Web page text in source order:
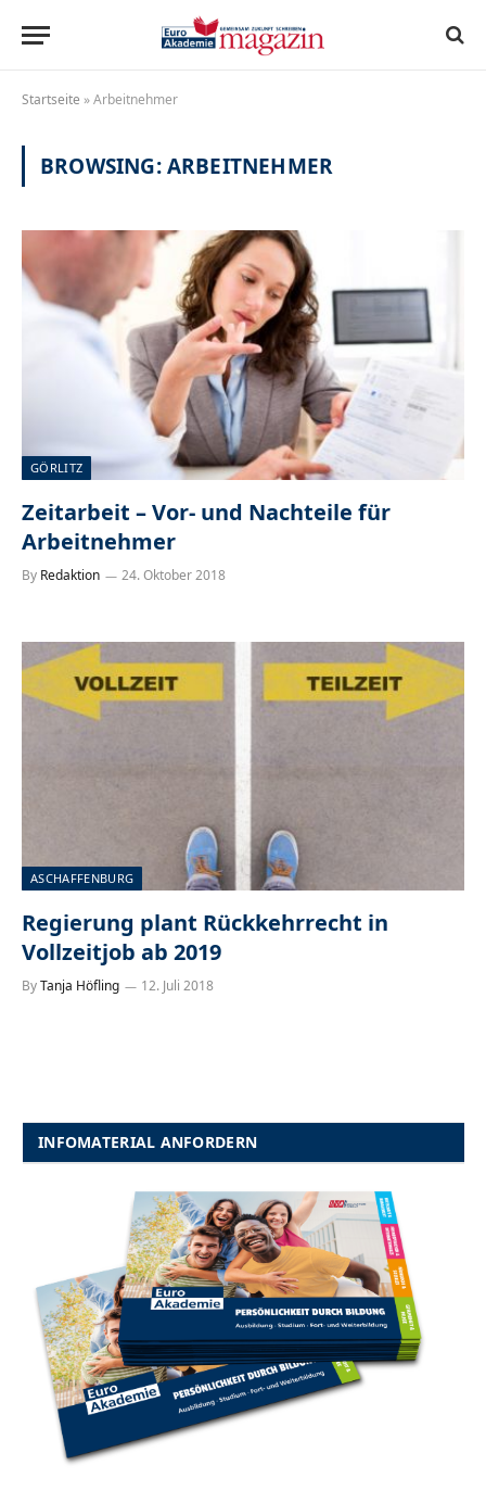
Startseite »Arbeitnehmer
BROWSING:ARBEITNEHMER
GÖRLITZ
Zeitarbeit – Vor- und Nachteile für
Arbeitnehmer
By Redaktion 24. Oktober 2018
ASCHAFFENBURG
Regierung plant Rückkehrrecht in
Vollzeitjob ab 2019
ByTanja Höfling 12. Juli 2018
INFOMATERIAL ANFORDERN